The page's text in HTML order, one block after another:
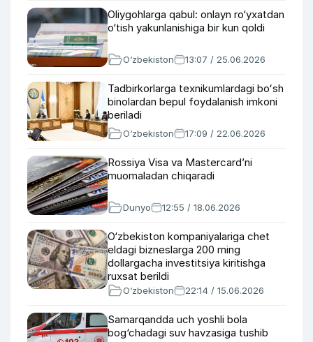
Oliygohlarga qabul: onlayn ro‘yxatdan
o‘tish yakunlanishiga bir kun qoldi
O‘zbekiston 13:07 / 25.06.2026
Tadbirkorlarga texnikumlardagi boʻsh
binolardan bepul foydalanish imkoni
beriladi
O‘zbekiston 17:09 / 22.06.2026
Rossiya Visa va Mastercard’ni
muomaladan chiqaradi
Dunyo 12:55 / 18.06.2026
O‘zbekiston kompaniyalariga chet
eldagi bizneslarga 200 ming
dollargacha investitsiya kiritishga
ruxsat berildi
O‘zbekiston 22:14 / 15.06.2026
Samarqandda uch yoshli bola
bog‘chadagi suv havzasiga tushib